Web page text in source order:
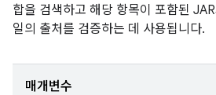
합을 검색하고 해당 항목이 포함된
일의 출처를 검증하는 데 사용됩니다.
매개변수